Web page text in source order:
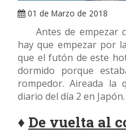
01 de Marzo de 2018
Antes de empezar
hay que empezar por
que el futón de este
dormido porque
rompedor. Aireada la
diario del día 2 en Japón.
♦ De vuelta al